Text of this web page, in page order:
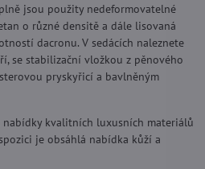
jsou použity nedeformovatelné
o různé densitě a dále lisovaná
dacronu. V sedácích naleznete
se stabilizační vložkou z pěnového
pryskyřicí a bavlněným
kvalitních luxusních materiálů
je obsáhlá nabídka kůží a